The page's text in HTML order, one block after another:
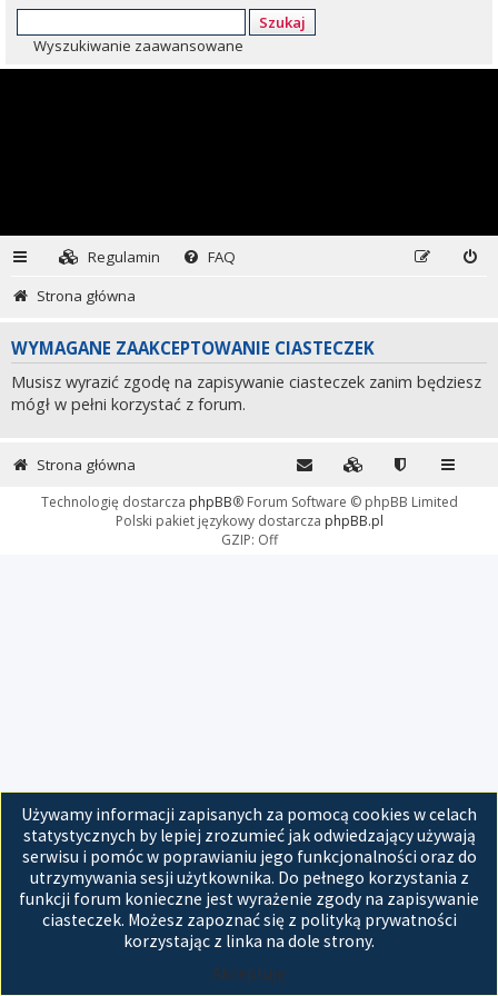
Szukaj
Wyszukiwanie zaawansowane
Regulamin
FAQ
Strona główna
WYMAGANE ZAAKCEPTOWANIE CIASTECZEK
Musisz wyrazić zgodę na zapisywanie ciasteczek zanim będziesz
mógł w pełni korzystać z forum.
Używamy informacji zapisanych za pomocą cookies w celach
statystycznych by lepiej zrozumieć jak odwiedzający używają
serwisu i pomóc w poprawianiu jego funkcjonalności oraz do
utrzymywania sesji użytkownika. Do pełnego korzystania z
funkcji forum konieczne jest wyrażenie zgody na zapisywanie
ciasteczek. Możesz zapoznać się z polityką prywatności
korzystając z linka na dole strony.
Akceptuję
Strona główna
Technologię dostarcza phpBB® Forum Software © phpBB Limited
Polski pakiet językowy dostarcza phpBB.pl
GZIP: Off